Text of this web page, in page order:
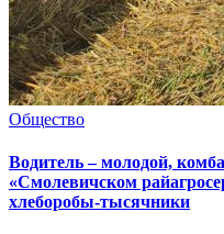
Общество
Водитель – молодой,
«Смолевичском
хлеборобы-тысячники